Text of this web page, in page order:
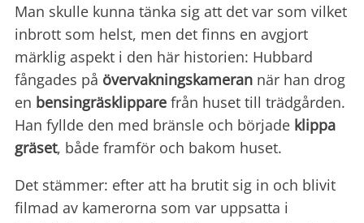
Man skulle kunna tänka sig att det var som vilket
inbrott som helst, men det finns en avgjort
märklig aspekt i den här historien: Hubbard
fångades på övervakningskameran när han drog
en bensingräsklippare från huset till trädgården.
Han fyllde den med bränsle och började klippa
gräset, både framför och bakom huset.
Det stämmer: efter att ha brutit sig in och blivit
filmad av kamerorna som var uppsatta i